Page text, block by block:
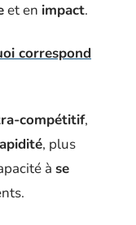
et en impact.
correspond
compétitif,
, plus
à se